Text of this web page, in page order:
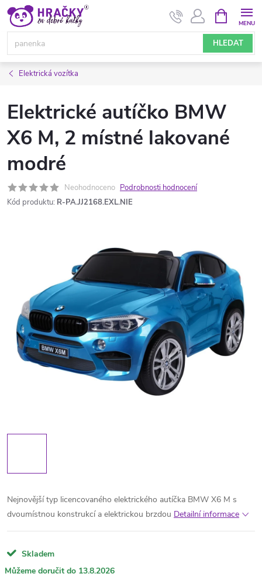
Přejít
obsah
HLEDAT
NÁKUPNÍ
KOŠÍK
Elektrická vozítka
Elektrické autíčko BMW
X6 M, 2 místné lakované
modré
Neohodnoceno Podrobnosti hodnocení
Kód produktu: R-PA.JJ2168.EXL.NIE
Nejnovější typ licencovaného elektrického autíčka BMW X6 M s
dvoumístnou konstrukcí a elektrickou brzdou Detailní informace
Skladem
13.8.2026